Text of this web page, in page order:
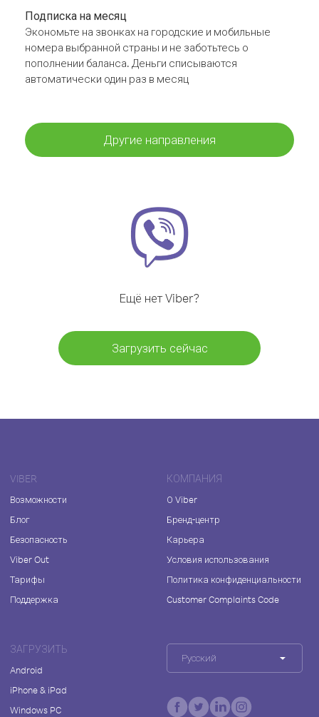
Подписка на месяц
Экономьте на звонках на городские и мобильные
номера выбранной страны и не заботьтесь о
пополнении баланса. Деньги списываются
автоматически один раз в месяц
Другие направления
Ещё нет Viber?
Загрузить сейчас
VIBER
Возможности
Блог
Безопасность
Viber Out
Тарифы
Поддержка
КОМПАНИЯ
О Viber
Бренд-центр
Карьера
Условия использования
Политика конфиденциальности
Customer Complaints Code
ЗАГРУЗИТЬ
Android
iPhone & iPad
Windows PC
Русский